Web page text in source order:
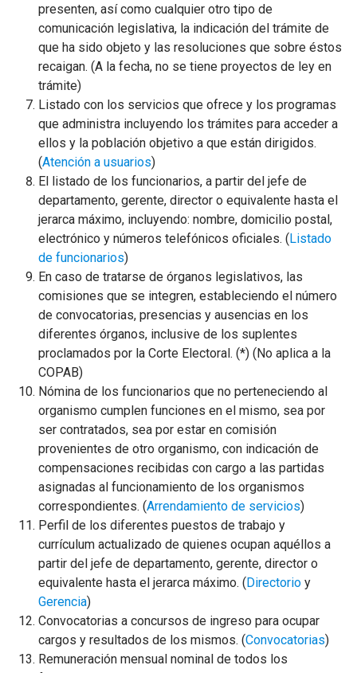
presenten, así como cualquier otro tipo de
comunicación legislativa, la indicación del trámite de
que ha sido objeto y las resoluciones que sobre éstos
recaigan. (A la fecha, no se tiene proyectos de ley en
trámite)
Listado con los servicios que ofrece y los programas
que administra incluyendo los trámites para acceder a
ellos y la población objetivo a que están dirigidos.
(Atención a usuarios)
El listado de los funcionarios, a partir del jefe de
departamento, gerente, director o equivalente hasta el
jerarca máximo, incluyendo: nombre, domicilio postal,
electrónico y números telefónicos oficiales. (Listado
de funcionarios)
En caso de tratarse de órganos legislativos, las
comisiones que se integren, estableciendo el número
de convocatorias, presencias y ausencias en los
diferentes órganos, inclusive de los suplentes
proclamados por la Corte Electoral. (*) (No aplica a la
COPAB)
Nómina de los funcionarios que no perteneciendo al
organismo cumplen funciones en el mismo, sea por
ser contratados, sea por estar en comisión
provenientes de otro organismo, con indicación de
compensaciones recibidas con cargo a las partidas
asignadas al funcionamiento de los organismos
correspondientes. (Arrendamiento de servicios)
Perfil de los diferentes puestos de trabajo y
currículum actualizado de quienes ocupan aquéllos a
partir del jefe de departamento, gerente, director o
equivalente hasta el jerarca máximo. (Directorio y
Gerencia)
Convocatorias a concursos de ingreso para ocupar
cargos y resultados de los mismos. (Convocatorias)
Remuneración mensual nominal de todos los